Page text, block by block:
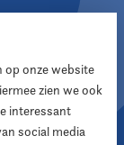
op onze website
zien we ook
interessant
social media